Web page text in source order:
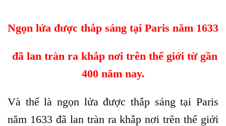
Ngọn lửa được thắp sáng tại Paris năm 1633
đã lan tràn ra khắp nơi trên thế giới từ gần
400 năm nay.
Và thế là ngọn lửa được thắp sáng tại Paris
năm 1633 đã lan tràn ra khắp nơi trên thế giới